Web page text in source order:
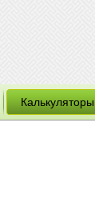
Калькуляторы